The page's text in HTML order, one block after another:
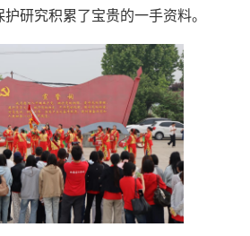
研究积累了宝贵的一手资料。